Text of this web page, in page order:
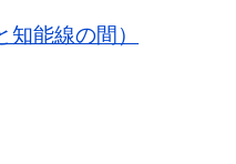
能線の間）